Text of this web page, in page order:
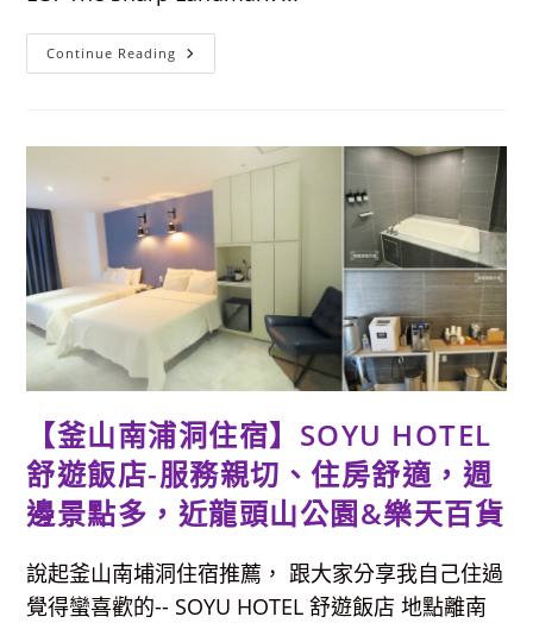
～
Continue Reading 【釜
山
The
山
第
一
高
樓，
可
上
100
俯
瞰
台
美
景，
必
拍
取
景
點
享
【釜山南浦洞住宿】SOYU HOTEL
舒遊飯店-服務親切、住房舒適，週
邊景點多，近龍頭山公園&樂天百貨
說起釜山南埔洞住宿推薦， 跟大家分享我自己住過
覺得蠻喜歡的-- SOYU HOTEL 舒遊飯店 地點離南